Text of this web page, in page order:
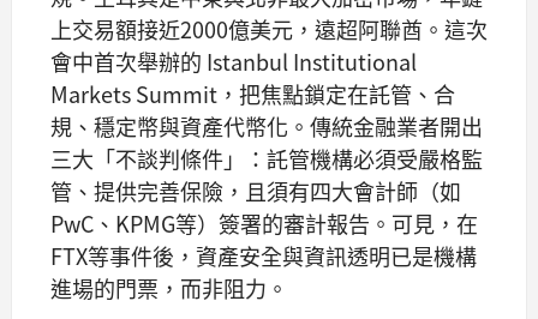
上交易額接近2000億美元，遠超阿聯酋。這次
會中首次舉辦的 Istanbul Institutional
Markets Summit，把焦點鎖定在託管、合
規、穩定幣與資產代幣化。傳統金融業者開出
三大「不談判條件」：託管機構必須受嚴格監
管、提供完善保險，且須有四大會計師（如
PwC、KPMG等）簽署的審計報告。可見，在
FTX等事件後，資產安全與資訊透明已是機構
進場的門票，而非阻力。